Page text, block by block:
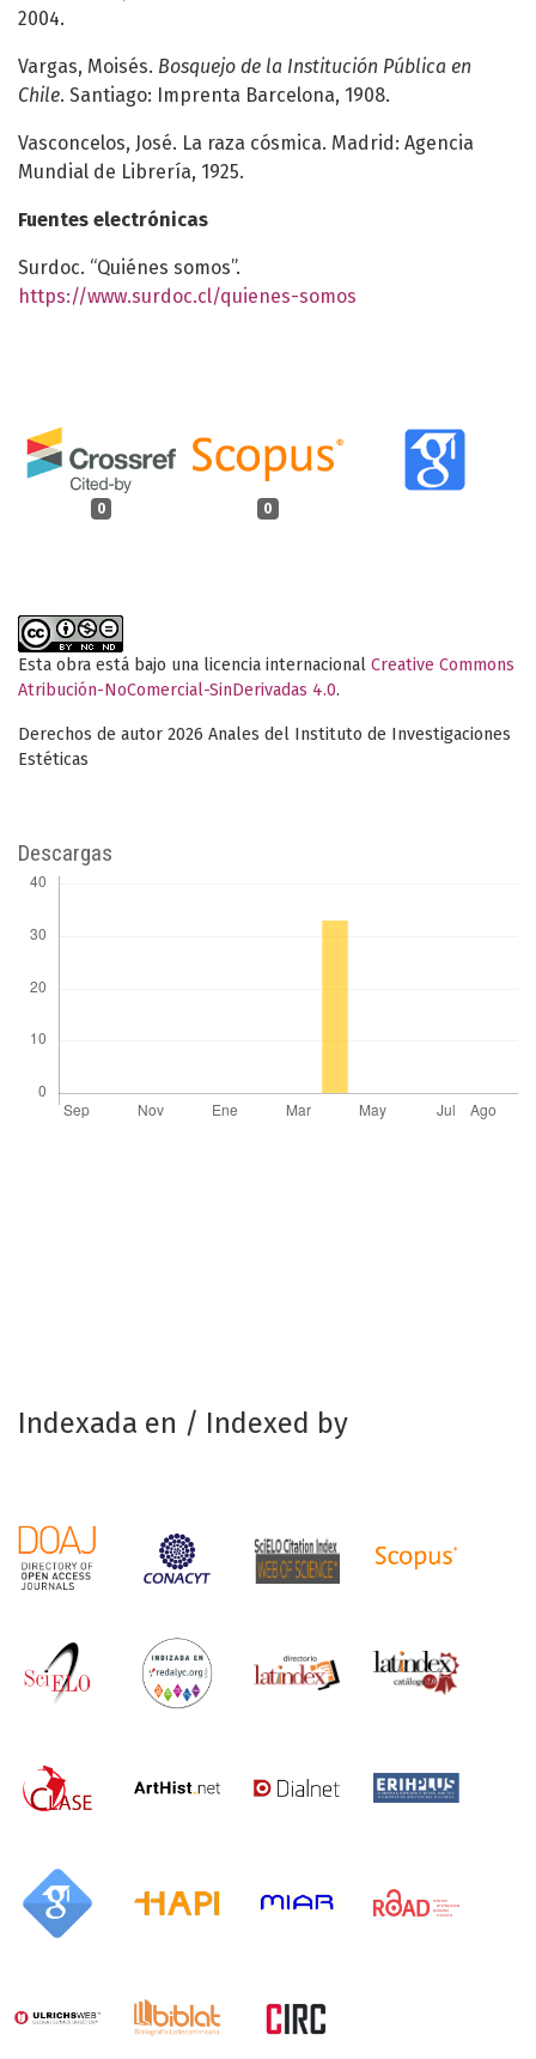
0 0
2004.
Vargas, Moisés. Bosquejo de la Institución Pública en
Chile. Santiago: Imprenta Barcelona, 1908.
Vasconcelos, José. La raza cósmica. Madrid: Agencia
Mundial de Librería, 1925.
Fuentes electrónicas
Surdoc. “Quiénes somos”.
https://www.surdoc.cl/quienes-somos
Esta obra está bajo una licencia internacional Creative Commons
Atribución-NoComercial-SinDerivadas 4.0.
Derechos de autor 2026 Anales del Instituto de Investigaciones
Estéticas
Descargas
Indexada en / Indexed by